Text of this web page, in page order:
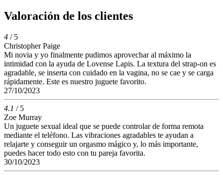
Valoración de los clientes
4 / 5
Christopher Paige
Mi novia y yo finalmente pudimos aprovechar al máximo la
intimidad con la ayuda de Lovense Lapis. La textura del strap-on es
agradable, se inserta con cuidado en la vagina, no se cae y se carga
rápidamente. Este es nuestro juguete favorito.
27/10/2023
4.1 / 5
Zoe Murray
Un juguete sexual ideal que se puede controlar de forma remota
mediante el teléfono. Las vibraciones agradables te ayudan a
relajarte y conseguir un orgasmo mágico y, lo más importante,
puedes hacer todo esto con tu pareja favorita.
30/10/2023